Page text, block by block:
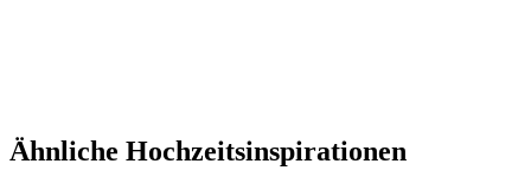
Ähnliche Hochzeitsinspirationen